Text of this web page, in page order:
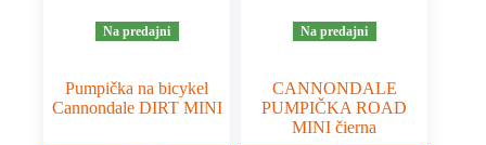
Na predajni
Pumpička na bicykel
Cannondale DIRT MINI
Na predajni
CANNONDALE
PUMPIČKA ROAD
MINI čierna